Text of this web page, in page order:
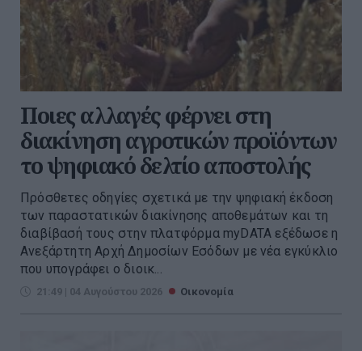
Ποιες αλλαγές φέρνει στη
διακίνηση αγροτικών προϊόντων
το ψηφιακό δελτίο αποστολής
Πρόσθετες οδηγίες σχετικά με την ψηφιακή έκδοση
των παραστατικών διακίνησης αποθεμάτων και τη
διαβίβασή τους στην πλατφόρμα myDATA εξέδωσε η
Ανεξάρτητη Αρχή Δημοσίων Εσόδων με νέα εγκύκλιο
που υπογράφει ο διοικ...
21:49 | 04 Αυγούστου 2026 Οικονομία